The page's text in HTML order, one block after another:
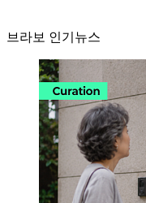
브라보 인기뉴스